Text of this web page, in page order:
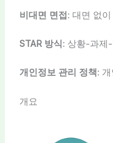
비대면 면접 : 대면 없
STAR 방식: 상황-과제
개인정보 관리 정책 :
개요